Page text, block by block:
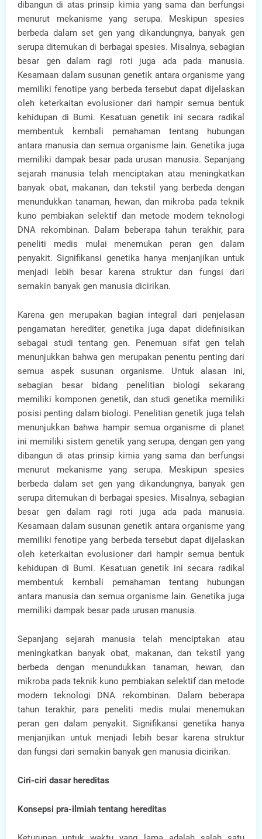
dibangun di atas prinsip kimia yang sama dan berfungsi
menurut mekanisme yang serupa. Meskipun spesies
berbeda dalam set gen yang dikandungnya, banyak gen
serupa ditemukan di berbagai spesies. Misalnya, sebagian
besar gen dalam ragi roti juga ada pada manusia.
Kesamaan dalam susunan genetik antara organisme yang
memiliki fenotipe yang berbeda tersebut dapat dijelaskan
oleh keterkaitan evolusioner dari hampir semua bentuk
kehidupan di Bumi. Kesatuan genetik ini secara radikal
membentuk kembali pemahaman tentang hubungan
antara manusia dan semua organisme lain. Genetika juga
memiliki dampak besar pada urusan manusia. Sepanjang
sejarah manusia telah menciptakan atau meningkatkan
banyak obat, makanan, dan tekstil yang berbeda dengan
menundukkan tanaman, hewan, dan mikroba pada teknik
kuno pembiakan selektif dan metode modern teknologi
DNA rekombinan. Dalam beberapa tahun terakhir, para
peneliti medis mulai menemukan peran gen dalam
penyakit. Signifikansi genetika hanya menjanjikan untuk
menjadi lebih besar karena struktur dan fungsi dari
semakin banyak gen manusia dicirikan.
Karena gen merupakan bagian integral dari penjelasan
pengamatan herediter, genetika juga dapat didefinisikan
sebagai studi tentang gen. Penemuan sifat gen telah
menunjukkan bahwa gen merupakan penentu penting dari
semua aspek susunan organisme. Untuk alasan ini,
sebagian besar bidang penelitian biologi sekarang
memiliki komponen genetik, dan studi genetika memiliki
posisi penting dalam biologi. Penelitian genetik juga telah
menunjukkan bahwa hampir semua organisme di planet
ini memiliki sistem genetik yang serupa, dengan gen yang
dibangun di atas prinsip kimia yang sama dan berfungsi
menurut mekanisme yang serupa. Meskipun spesies
berbeda dalam set gen yang dikandungnya, banyak gen
serupa ditemukan di berbagai spesies. Misalnya, sebagian
besar gen dalam ragi roti juga ada pada manusia.
Kesamaan dalam susunan genetik antara organisme yang
memiliki fenotipe yang berbeda tersebut dapat dijelaskan
oleh keterkaitan evolusioner dari hampir semua bentuk
kehidupan di Bumi. Kesatuan genetik ini secara radikal
membentuk kembali pemahaman tentang hubungan
antara manusia dan semua organisme lain. Genetika juga
memiliki dampak besar pada urusan manusia.
Sepanjang sejarah manusia telah menciptakan atau
meningkatkan banyak obat, makanan, dan tekstil yang
berbeda dengan menundukkan tanaman, hewan, dan
mikroba pada teknik kuno pembiakan selektif dan metode
modern teknologi DNA rekombinan. Dalam beberapa
tahun terakhir, para peneliti medis mulai menemukan
peran gen dalam penyakit. Signifikansi genetika hanya
menjanjikan untuk menjadi lebih besar karena struktur
dan fungsi dari semakin banyak gen manusia dicirikan.
Ciri-ciri dasar hereditas
Konsepsi pra-ilmiah tentang hereditas